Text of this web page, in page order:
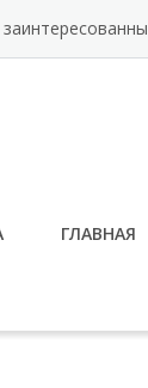
ГЛАВНАЯ